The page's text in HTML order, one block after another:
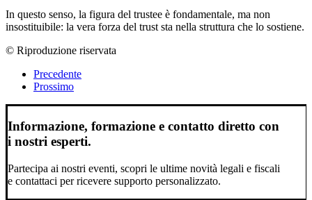
In questo senso, la figura del trustee è fondamentale, ma non
insostituibile: la vera forza del trust sta nella struttura che lo sostiene.
© Riproduzione riservata
Precedente
Prossimo
Informazione, formazione e contatto diretto con
i nostri esperti.
Partecipa ai nostri eventi, scopri le ultime novità legali e fiscali
e contattaci per ricevere supporto personalizzato.